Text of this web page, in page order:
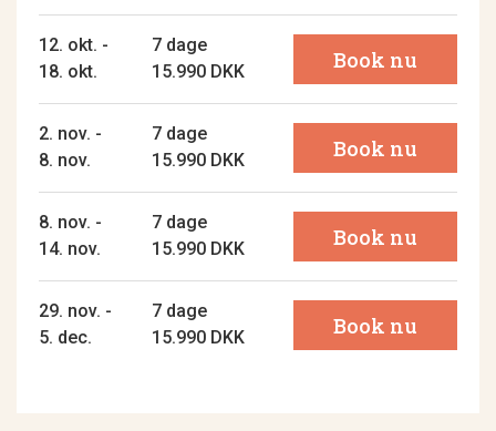
12. okt. -
18. okt.
7 dage
15.990 DKK
Book nu
2. nov. -
8. nov.
7 dage
15.990 DKK
Book nu
8. nov. -
14. nov.
7 dage
15.990 DKK
Book nu
29. nov. -
5. dec.
7 dage
15.990 DKK
Book nu